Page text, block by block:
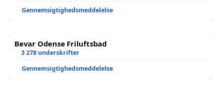
Gennemsigtighedsmeddelelse
Bevar Odense Friluftsbad
3 278 underskrifter
Gennemsigtighedsmeddelelse